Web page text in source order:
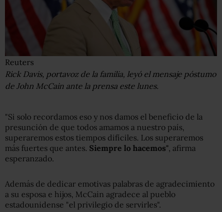
Reuters
Rick Davis, portavoz de la familia, leyó el mensaje póstumo
de John McCain ante la prensa este lunes.
"Si solo recordamos eso y nos damos el beneficio de la
presunción de que todos amamos a nuestro país,
superaremos estos tiempos difíciles. Los superaremos
más fuertes que antes. Siempre lo hacemos", afirma
esperanzado.
Además de dedicar emotivas palabras de agradecimiento
a su esposa e hijos, McCain agradece al pueblo
estadounidense "el privilegio de servirles".